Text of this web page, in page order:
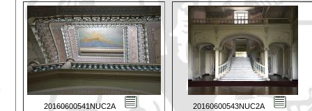
20160600541NUC2A 20160600543NUC2A